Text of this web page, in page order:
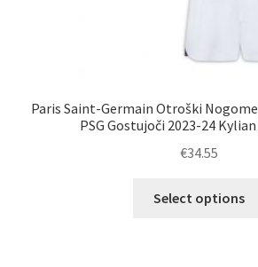
Paris Saint-Germain Otroški
PSG Gostujoči 2023-24
€34.55
Select options